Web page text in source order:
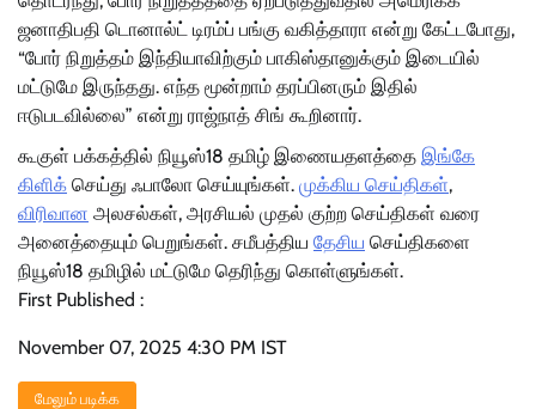
ஜனாதிபதி டொனால்ட் டிரம்ப் பங்கு வகித்தாரா என்று கேட்டபோது,
“போர் நிறுத்தம் இந்தியாவிற்கும் பாகிஸ்தானுக்கும் இடையில்
மட்டுமே இருந்தது. எந்த மூன்றாம் தரப்பினரும் இதில்
ஈடுபடவில்லை” என்று ராஜ்நாத் சிங் கூறினார்.
கூகுள் பக்கத்தில் நியூஸ்18 தமிழ் இணையதளத்தை இங்கே
கிளிக் செய்து ஃபாலோ செய்யுங்கள். முக்கிய செய்திகள்,
விரிவான அலசல்கள், அரசியல் முதல் குற்ற செய்திகள் வரை
அனைத்தையும் பெறுங்கள். சமீபத்திய தேசிய செய்திகளை
நியூஸ்18 தமிழில் மட்டுமே தெரிந்து கொள்ளுங்கள்.
First Published :
November 07, 2025 4:30 PM IST
மேலும் படிக்க